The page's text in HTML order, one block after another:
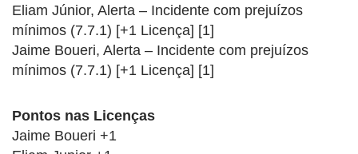
Eliam Júnior, Alerta – Incidente com prejuízos
mínimos (7.7.1) [+1 Licença] [1]
Jaime Boueri, Alerta – Incidente com prejuízos
mínimos (7.7.1) [+1 Licença] [1]
Pontos nas Licenças
Jaime Boueri +1